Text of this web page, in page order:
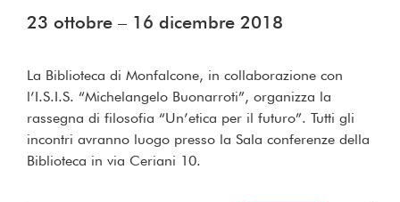
23 ottobre – 16 dicembre 2018
La Biblioteca di Monfalcone, in collaborazione con
l’I.S.I.S. “Michelangelo Buonarroti”, organizza la
rassegna di filosofia “Un’etica per il futuro”. Tutti gli
incontri avranno luogo presso la Sala conferenze della
Biblioteca in via Ceriani 10.